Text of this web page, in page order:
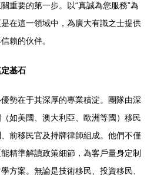
重要的第一步。以“真誠為您服務”為
在這一領域中，為廣大有識之士提供
賴的伙伴。
基石
勢在于其深厚的專業積淀。團隊由深
如美國、澳大利亞、歐洲等國）移民
前移民官及持牌律師組成。他們不僅
精準解讀政策細節，為客戶量身定制
方案。無論是技術移民、投資移民、